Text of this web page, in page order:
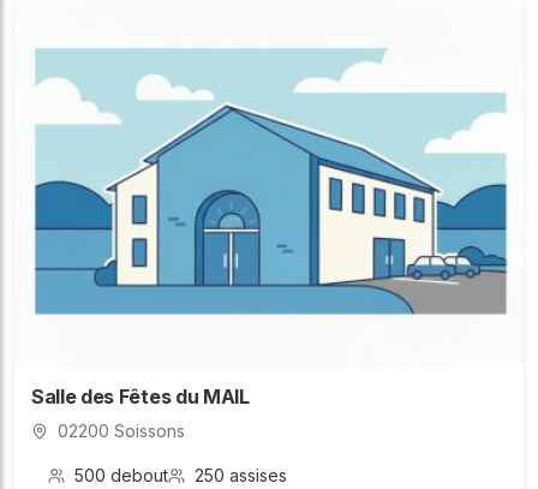
Salle des Fêtes du MAIL
02200 Soissons
500 debout 250 assises